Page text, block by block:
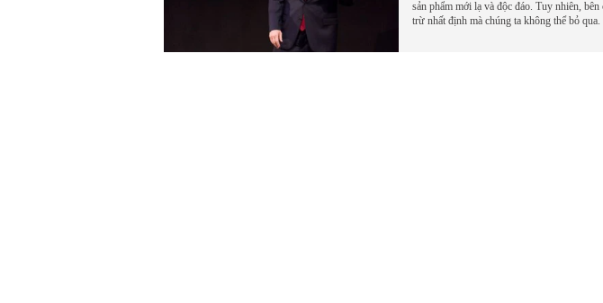
sản phẩm mới lạ và độc đáo. Tuy nhiên,
trừ nhất định mà chúng ta không thể bỏ qua.